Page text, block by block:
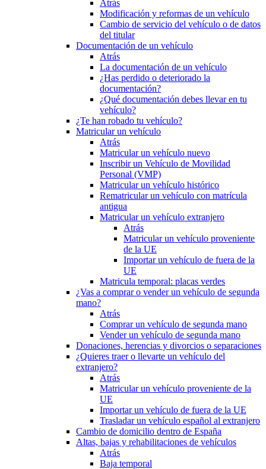
Atrás
Modificación y reformas de un vehículo
Cambio de servicio del vehículo o de datos
del titular
Documentación de un vehículo
Atrás
La documentación de un vehículo
¿Has perdido o deteriorado la
documentación?
¿Qué documentación debes llevar en tu
vehículo?
¿Te han robado tu vehículo?
Matricular un vehículo
Atrás
Matricular un vehículo nuevo
Inscribir un Vehículo de Movilidad
Personal (VMP)
Matricular un vehículo histórico
Rematricular un vehículo con matrícula
antigua
Matricular un vehículo extranjero
Atrás
Matricular un vehículo proveniente
de la UE
Importar un vehículo de fuera de la
UE
Matricula temporal: placas verdes
¿Vas a comprar o vender un vehículo de segunda
mano?
Atrás
Comprar un vehículo de segunda mano
Vender un vehículo de segunda mano
Donaciones, herencias y divorcios o separaciones
¿Quieres traer o llevarte un vehículo del
extranjero?
Atrás
Matricular un vehículo proveniente de la
UE
Importar un vehículo de fuera de la UE
Trasladar un vehículo español al extranjero
Cambio de domicilio dentro de España
Altas, bajas y rehabilitaciones de vehículos
Atrás
Baja temporal